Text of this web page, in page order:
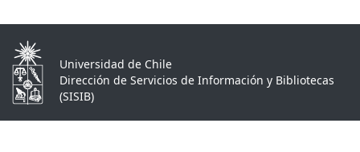
Universidad de Chile
Dirección de Servicios de Información y Bibliotecas
(SISIB)